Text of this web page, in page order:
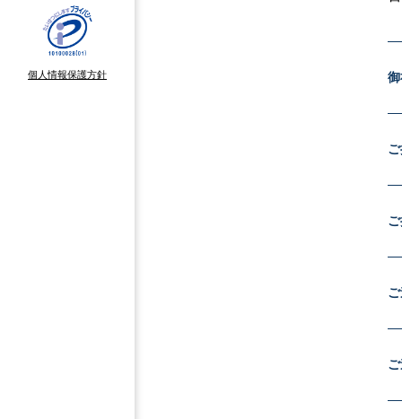
個人情報保護方針